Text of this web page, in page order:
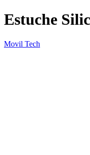
Estuche
Movil Tech